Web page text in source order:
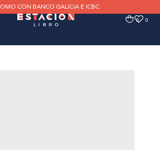
CON BANCO GALICIA E ICBC
0 0